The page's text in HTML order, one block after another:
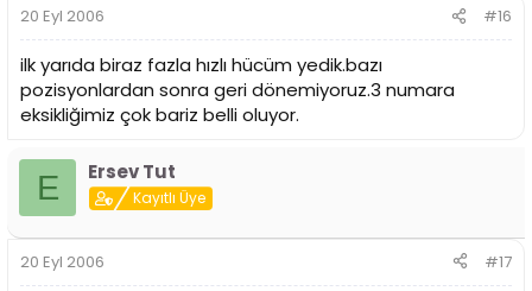
20 Eyl 2006 #16
ilk yarıda biraz fazla hızlı hücüm yedik.bazı
pozisyonlardan sonra geri dönemiyoruz.3 numara
eksikliğimiz çok bariz belli oluyor.
E Ersev Tut
Kayıtlı Üye
20 Eyl 2006 #17